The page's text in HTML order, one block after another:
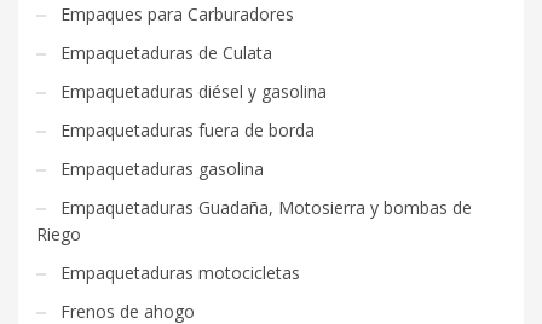
Empaques para Carburadores
Empaquetaduras de Culata
Empaquetaduras diésel y gasolina
Empaquetaduras fuera de borda
Empaquetaduras gasolina
Empaquetaduras Guadaña, Motosierra y bombas de
Riego
Empaquetaduras motocicletas
Frenos de ahogo